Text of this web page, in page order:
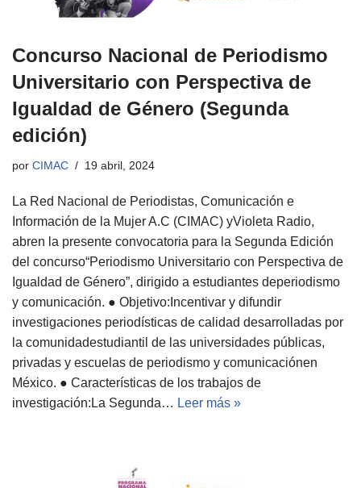
Concurso Nacional de Periodismo
Universitario con Perspectiva de
Igualdad de Género (Segunda
edición)
por CIMAC 19 abril, 2024
La Red Nacional de Periodistas, Comunicación e
Información de la Mujer A.C (CIMAC) yVioleta Radio,
abren la presente convocatoria para la Segunda Edición
del concurso“Periodismo Universitario con Perspectiva de
Igualdad de Género”, dirigido a estudiantes deperiodismo
y comunicación. ● Objetivo:Incentivar y difundir
investigaciones periodísticas de calidad desarrolladas por
la comunidadestudiantil de las universidades públicas,
privadas y escuelas de periodismo y comunicaciónen
México. ● Características de los trabajos de
investigación:La Segunda… Leer más »